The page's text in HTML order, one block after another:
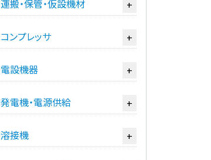
運搬・保管・仮設機材 +
コンプレッサ +
電設機器 +
発電機・電源供給 +
溶接機 +